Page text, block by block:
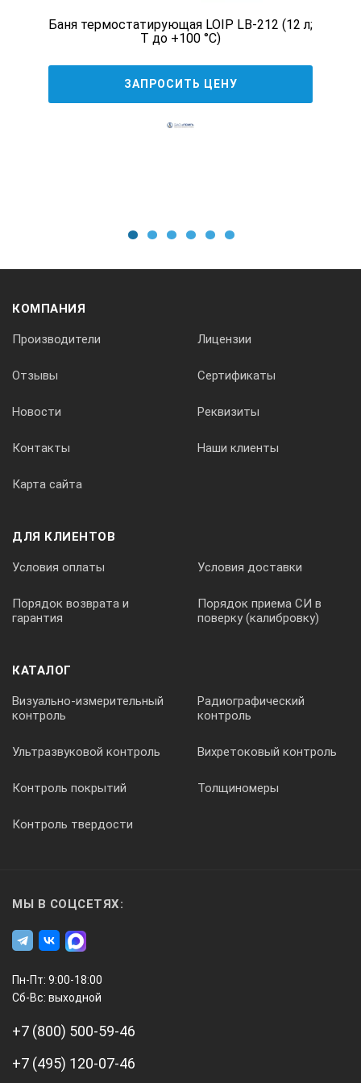
3
Отгонка паром
Титровальная установка
Баня термостатирующая LOIP LB-212 (12 л;
Т до +100 °С)
ЗАПРОСИТЬ ЦЕНУ
КОМПАНИЯ
Производители Лицензии
Отзывы Сертификаты
Новости Реквизиты
Контакты Наши клиенты
Карта сайта
ДЛЯ КЛИЕНТОВ
Условия оплаты Условия доставки
Порядок возврата и
гарантия
Порядок приема СИ в
поверку (калибровку)
КАТАЛОГ
Визуально-измерительный
контроль
Радиографический
контроль
Ультразвуковой контроль Вихретоковый контроль
Контроль покрытий Толщиномеры
Контроль твердости
МЫ В СОЦСЕТЯХ:
Пн-Пт: 9:00-18:00
Сб-Вс: выходной
+7 (800) 500-59-46
+7 (495) 120-07-46